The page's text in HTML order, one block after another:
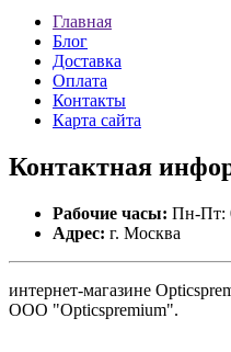
Главная
Блог
Доставка
Оплата
Контакты
Карта сайта
Контактная
Рабочие часы: Пн-Пт:
Адрес: г. Москва
интернет-магазине
ООО "Opticspremium".